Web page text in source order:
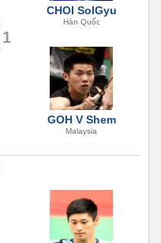
1
CHOI SolGyu
Hàn Quốc
GOH V Shem
Malaysia